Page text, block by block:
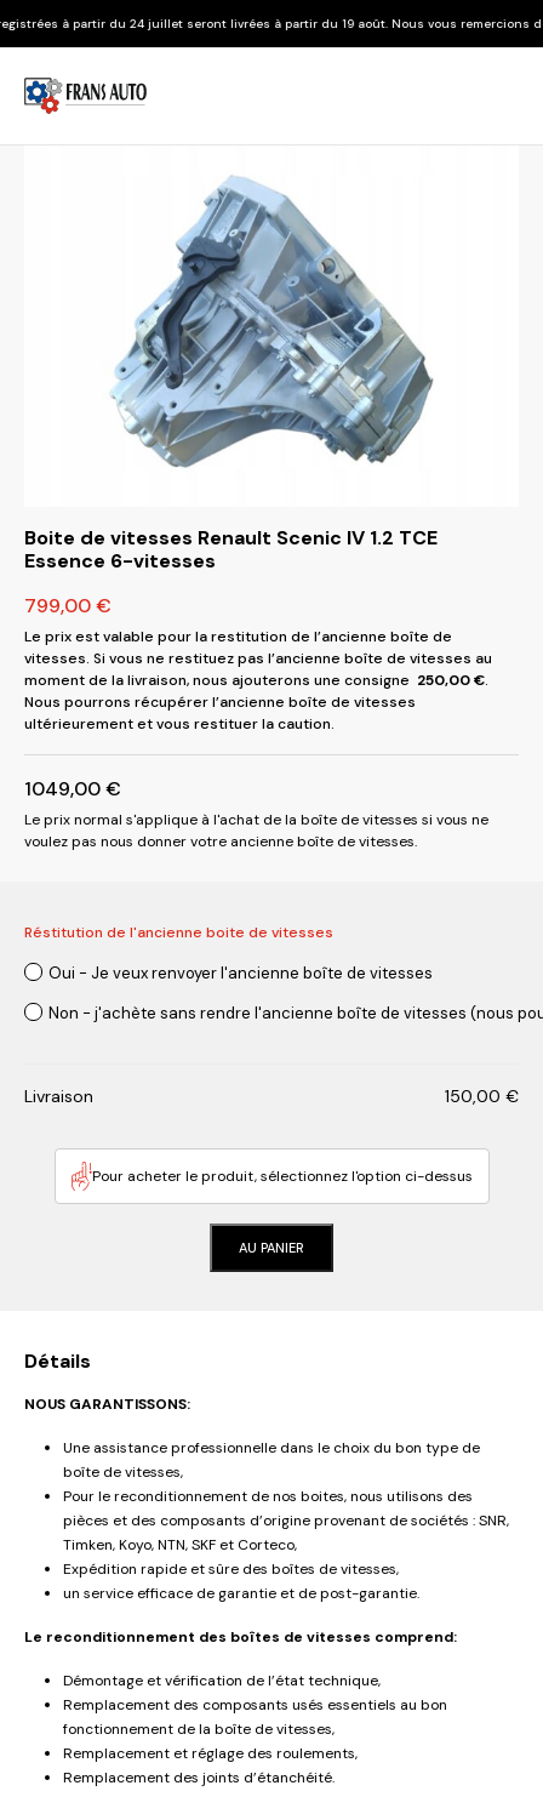
juillet seront livrées à partir du 19 août. Nous vous remercions de votre
Boite de vitesses Renault Scenic IV 1.2 TCE
Essence 6-vitesses
799,00€
Le prix est valable pour la restitution de l’ancienne boîte de
vitesses. Si vous ne restituez pas l’ancienne boîte de vitesses au
moment de la livraison, nous ajouterons une consigne 250,00€.
Nous pourrons récupérer l’ancienne boîte de vitesses
ultérieurement et vous restituer la caution.
1049,00€
Le prix normal s'applique à l'achat de la boîte de vitesses si vous ne
voulez pas nous donner votre ancienne boîte de vitesses.
Réstitution de l'ancienne boite de vitesses
Oui - Je veux renvoyer l'ancienne boîte de vitesses
Non - j'achète sans rendre l'ancienne boîte de vitesses (nous
Livraison 150,00 €
Pour acheter le produit, sélectionnez l'option ci-dessus
AU PANIER
Détails
NOUS GARANTISSONS:
Une assistance professionnelle dans le choix du bon type de
boîte de vitesses,
Pour le reconditionnement de nos boites, nous utilisons des
pièces et des composants d’origine provenant de sociétés : SNR,
Timken, Koyo, NTN, SKF et Corteco,
Expédition rapide et sûre des boîtes de vitesses,
un service efficace de garantie et de post-garantie.
Le reconditionnement des boîtes de vitesses comprend:
Démontage et vérification de l’état technique,
Remplacement des composants usés essentiels au bon
fonctionnement de la boîte de vitesses,
Remplacement et réglage des roulements,
Remplacement des joints d’étanchéité.